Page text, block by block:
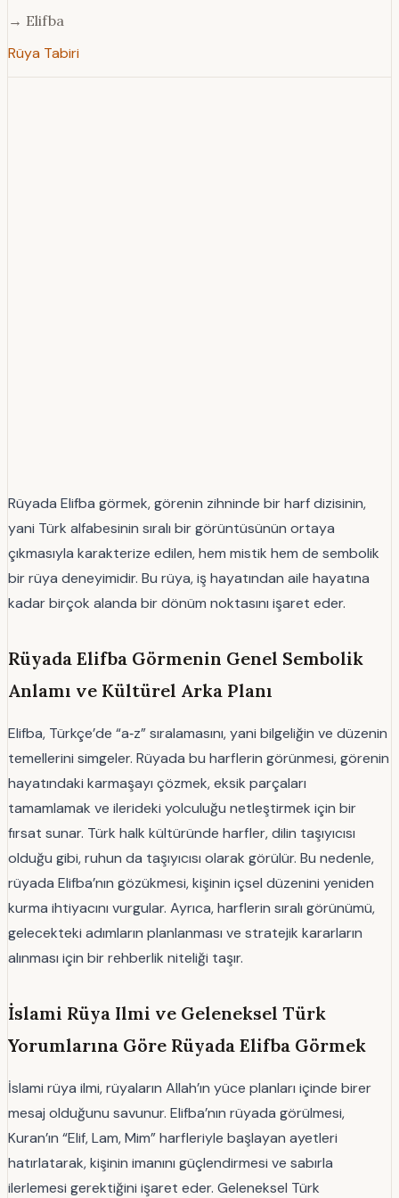
→ Elifba
Rüya Tabiri
Rüyada Elifba görmek, görenin zihninde bir harf dizisinin,
yani Türk alfabesinin sıralı bir görüntüsünün ortaya
çıkmasıyla karakterize edilen, hem mistik hem de sembolik
bir rüya deneyimidir. Bu rüya, iş hayatından aile hayatına
kadar birçok alanda bir dönüm noktasını işaret eder.
Rüyada Elifba Görmenin Genel Sembolik
Anlamı ve Kültürel Arka Planı
Elifba, Türkçe’de “a‑z” sıralamasını, yani bilgeliğin ve düzenin
temellerini simgeler. Rüyada bu harflerin görünmesi, görenin
hayatındaki karmaşayı çözmek, eksik parçaları
tamamlamak ve ilerideki yolculuğu netleştirmek için bir
fırsat sunar. Türk halk kültüründe harfler, dilin taşıyıcısı
olduğu gibi, ruhun da taşıyıcısı olarak görülür. Bu nedenle,
rüyada Elifba’nın gözükmesi, kişinin içsel düzenini yeniden
kurma ihtiyacını vurgular. Ayrıca, harflerin sıralı görünümü,
gelecekteki adımların planlanması ve stratejik kararların
alınması için bir rehberlik niteliği taşır.
İslami Rüya Ilmi ve Geleneksel Türk
Yorumlarına Göre Rüyada Elifba Görmek
İslami rüya ilmi, rüyaların Allah’ın yüce planları içinde birer
mesaj olduğunu savunur. Elifba’nın rüyada görülmesi,
Kuran’ın “Elif, Lam, Mim” harfleriyle başlayan ayetleri
hatırlatarak, kişinin imanını güçlendirmesi ve sabırla
ilerlemesi gerektiğini işaret eder. Geleneksel Türk